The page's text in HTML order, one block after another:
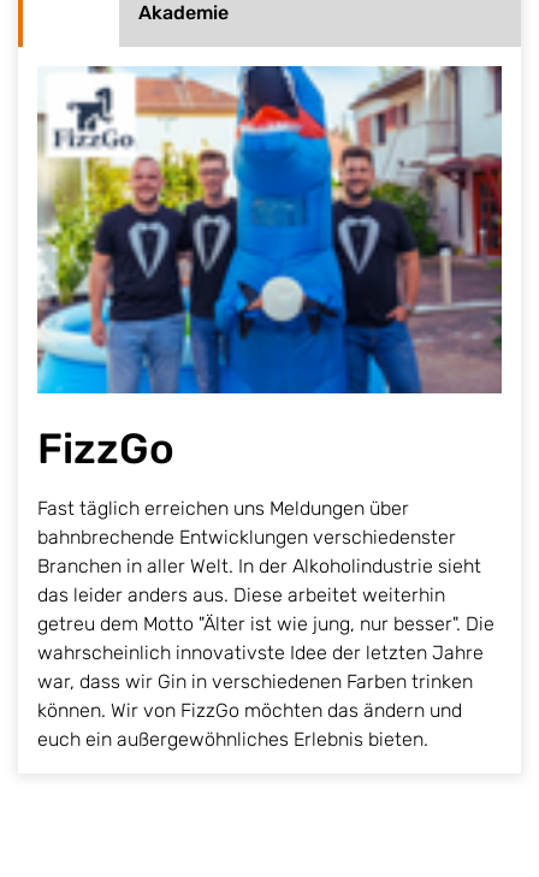
Akademie
FizzGo
Fast täglich erreichen uns Meldungen über
bahnbrechende Entwicklungen verschiedenster
Branchen in aller Welt. In der Alkoholindustrie sieht
das leider anders aus. Diese arbeitet weiterhin
getreu dem Motto "Älter ist wie jung, nur besser". Die
wahrscheinlich innovativste Idee der letzten Jahre
war, dass wir Gin in verschiedenen Farben trinken
können. Wir von FizzGo möchten das ändern und
euch ein außergewöhnliches Erlebnis bieten.